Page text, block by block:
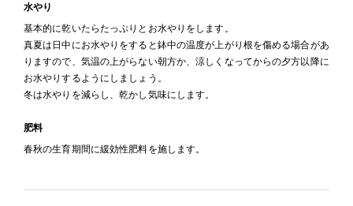
水やり
基本的に乾いたらたっぷりとお水やりをします。
真夏は日中にお水やりをすると鉢中の温度が上がり根を傷める場合があ
りますので、気温の上がらない朝方か、涼しくなってからの夕方以降に
お水やりするようにしましょう。
冬は水やりを減らし、乾かし気味にします。
肥料
春秋の生育期間に緩効性肥料を施します。